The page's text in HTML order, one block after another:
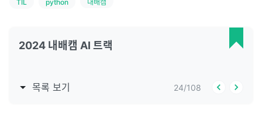
TIL python 내배캠
2024 내배캠 AI 트랙
목록 보기 24/108